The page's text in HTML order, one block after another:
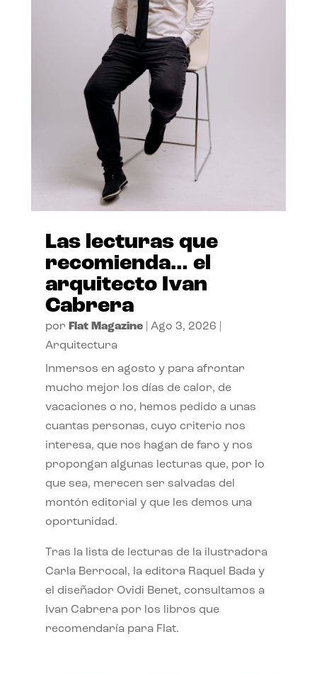
Las lecturas que
recomienda… el
arquitecto Ivan
Cabrera
por Flat Magazine| Ago 3, 2026
Arquitectura
Inmersos en agosto y para afrontar
mucho mejor los días de calor, de
vacaciones o no, hemos pedido a unas
cuantas personas, cuyo criterio nos
interesa, que nos hagan de faro y nos
propongan algunas lecturas que, por lo
que sea, merecen ser salvadas del
montón editorial y que les demos una
oportunidad.
Tras la lista de lecturas de la ilustradora
Carla Berrocal, la editora Raquel Bada y
el diseñador Ovidi Benet, consultamos a
Ivan Cabrera por los libros que
recomendaría para Flat.